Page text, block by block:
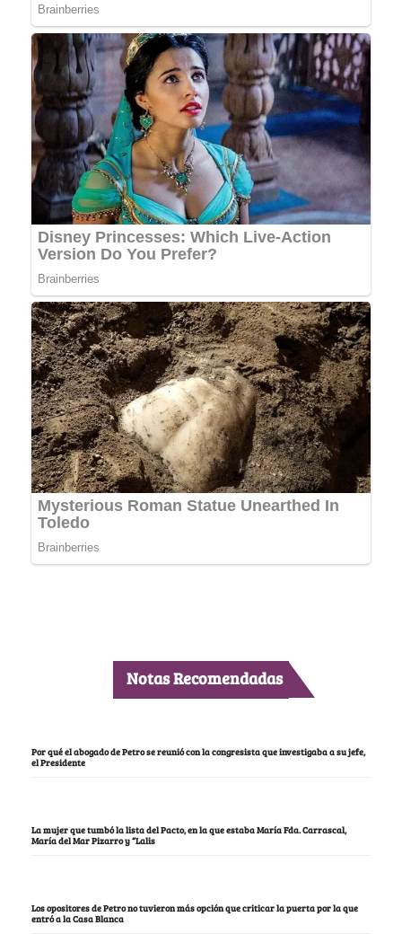
Notas Recomendadas
Por qué el abogado de Petro se reunió con la congresista que investigaba a su jefe,
el Presidente
La mujer que tumbó la lista del Pacto, en la que estaba María Fda. Carrascal,
María del Mar Pizarro y “Lalis
Los opositores de Petro no tuvieron más opción que criticar la puerta por la que
entró a la Casa Blanca